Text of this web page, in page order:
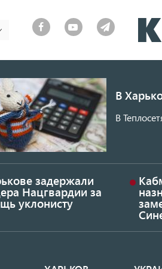
В
В
задержали
Нацгвардии за
уклонисту